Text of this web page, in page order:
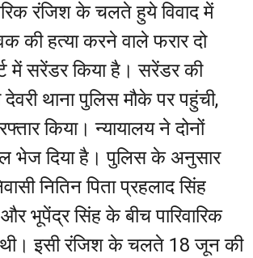
रंजिश के चलते हुये विवाद में
की हत्या करने वाले फरार दो
में सरेंडर किया है। सरेंडर की
थाना पुलिस मौके पर पहुंची,
किया। न्यायालय ने दोनों
भेज दिया है। पुलिस के अनुसार
नितिन पिता प्रहलाद सिंह
भूपेंद्र सिंह के बीच पारिवारिक
इसी रंजिश के चलते 18 जून की